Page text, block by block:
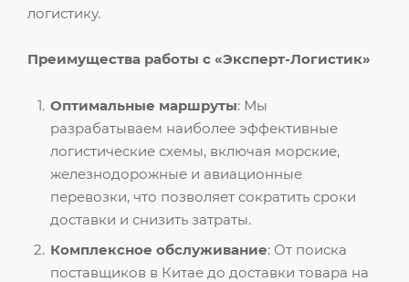
логистику.
Преимущества работы с «Эксперт-Логистик»
Оптимальные маршруты: Мы
разрабатываем наиболее эффективные
логистические схемы, включая морские,
железнодорожные и авиационные
перевозки, что позволяет сократить сроки
доставки и снизить затраты.
Комплексное обслуживание: От поиска
поставщиков в Китае до доставки товара на